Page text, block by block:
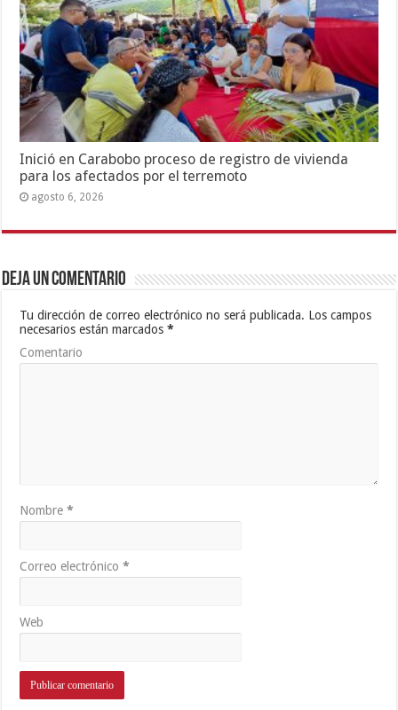
Inició en Carabobo proceso de registro de vivienda
para los afectados por el terremoto
agosto 6, 2026
Deja un comentario
Tu dirección de correo electrónico no será publicada. Los campos
necesarios están marcados*
Comentario
Nombre*
Correo electrónico*
Web